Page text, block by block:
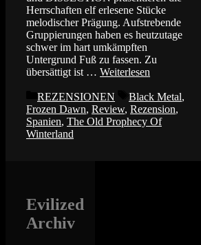
Herrschaften elf erlesene Stücke
melodischer Prägung. Aufstrebende
Gruppierungen haben es heutzutage
schwer im hart umkämpften
Untergrund Fuß zu fassen. Zu
übersättigt ist … Weiterlesen
Kategorien
REZENSIONEN Schlagwörter
Black Metal,
Frozen Dawn, Review, Rezension,
Spanien, The Old Prophecy Of
Winterland
Evilized
Archiv